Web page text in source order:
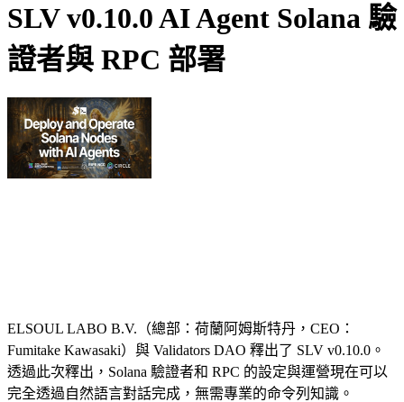
SLV v0.10.0 AI Agent Solana 驗
證者與 RPC 部署
ELSOUL LABO B.V.（總部：荷蘭阿姆斯特丹，CEO：
Fumitake Kawasaki）與 Validators DAO 釋出了 SLV v0.10.0。
透過此次釋出，Solana 驗證者和 RPC 的設定與運營現在可以
完全透過自然語言對話完成，無需專業的命令列知識。